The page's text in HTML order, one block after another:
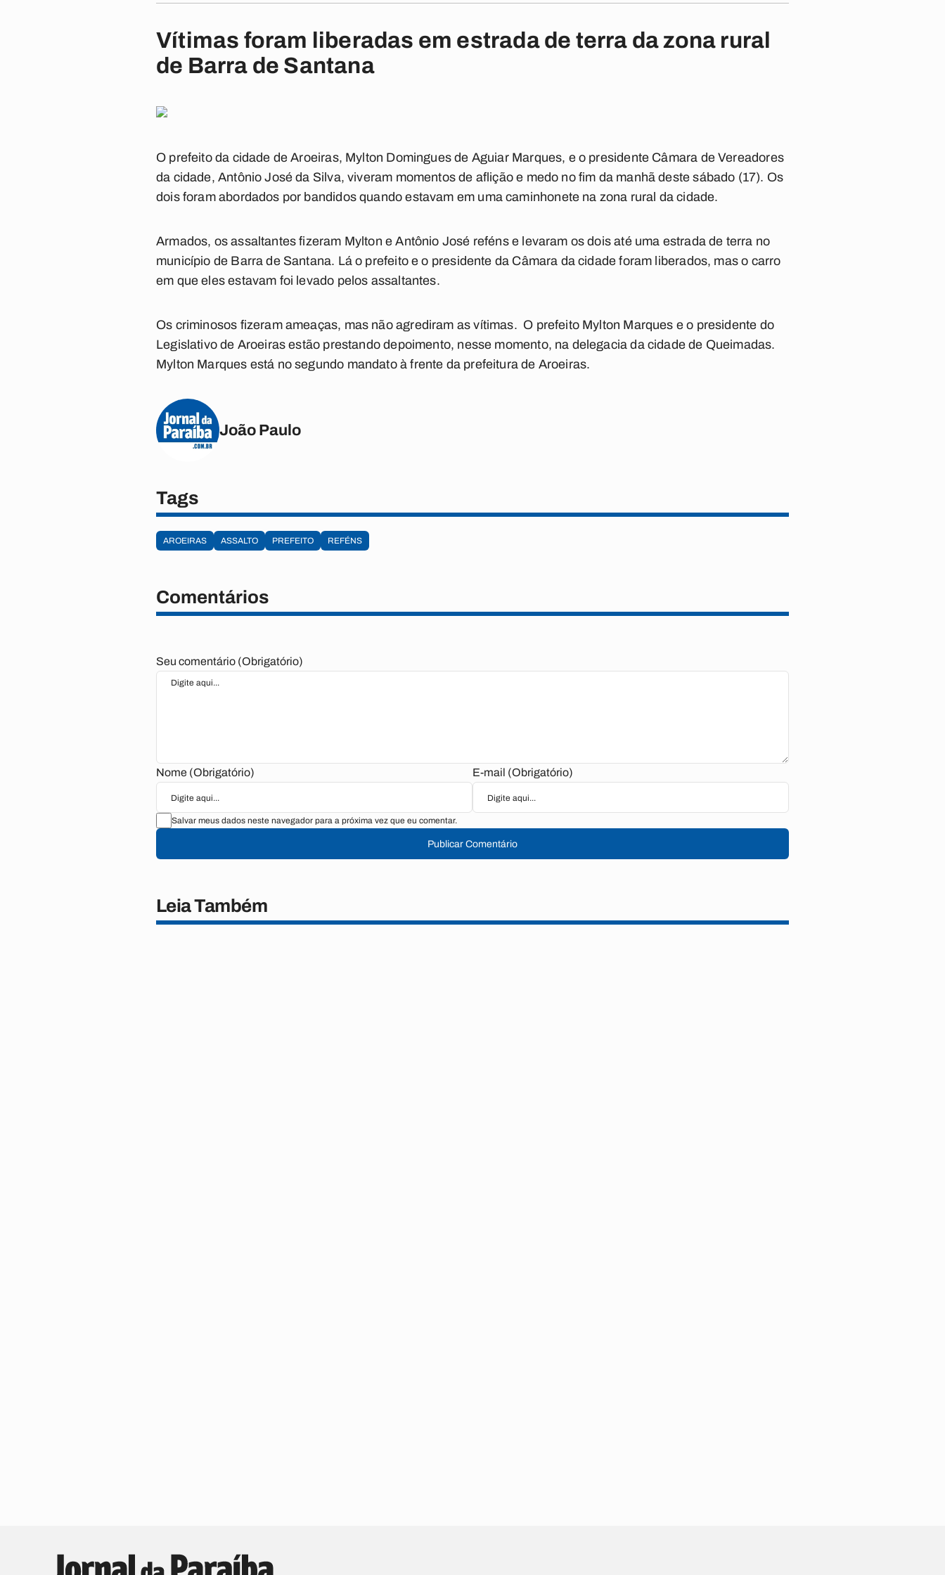
Vítimas foram liberadas em estrada de terra da zona rural
de Barra de Santana
O prefeito da cidade de Aroeiras, Mylton Domingues de Aguiar Marques, e o presidente Câmara de Vereadores
da cidade, Antônio José da Silva, viveram momentos de aflição e medo no fim da manhã deste sábado (17). Os
dois foram abordados por bandidos quando estavam em uma caminhonete na zona rural da cidade.
Armados, os assaltantes fizeram Mylton e Antônio José reféns e levaram os dois até uma estrada de terra no
município de Barra de Santana. Lá o prefeito e o presidente da Câmara da cidade foram liberados, mas o carro
em que eles estavam foi levado pelos assaltantes.
Os criminosos fizeram ameaças, mas não agrediram as vítimas. O prefeito Mylton Marques e o presidente do
Legislativo de Aroeiras estão prestando depoimento, nesse momento, na delegacia da cidade de Queimadas.
Mylton Marques está no segundo mandato à frente da prefeitura de Aroeiras.
João Paulo
Tags
AROEIRAS ASSALTO PREFEITO REFÉNS
Comentários
Seu comentário (Obrigatório)
Nome (Obrigatório) E-mail (Obrigatório)
Salvar meus dados neste navegador para a próxima vez que eu comentar.
Publicar Comentário
Leia Também